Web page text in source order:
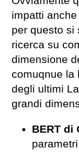
impatti
per questo si
ricerca su
dimensione
comuqnue la
degli ultimi
grandi
BERT di